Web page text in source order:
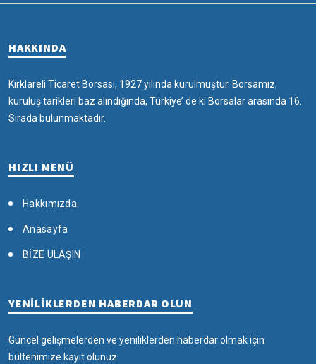
HAKKINDA
Kırklareli Ticaret Borsası, 1927 yılında kurulmuştur. Borsamız,
kuruluş tarikleri baz alındığında, Türkiye’ de ki Borsalar arasında 16.
Sırada bulunmaktadır.
HIZLI MENÜ
Hakkımızda
Anasayfa
BİZE ULAŞIN
YENİLİKLERDEN HABERDAR OLUN
Güncel gelişmelerden ve yeniliklerden haberdar olmak için
bültenimize kayıt olunuz.